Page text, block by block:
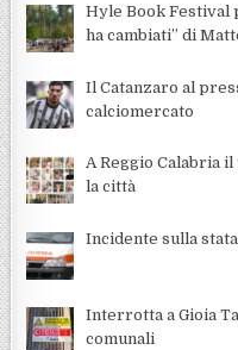
Hyle Book Festival
ha cambiati” di
Il Catanzaro al
calciomercato
A Reggio Calabria
la città
Incidente sulla
Interrotta a Gioia
comunali